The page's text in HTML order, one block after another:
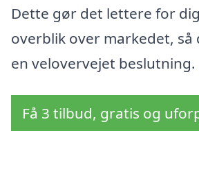
Dette gør det lettere for
overblik over markedet,
en velovervejet beslutning.
Få 3 tilbud, gratis og